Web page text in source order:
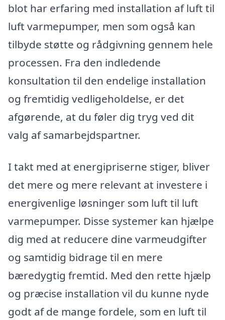
blot har erfaring med installation af luft til
luft varmepumper, men som også kan
tilbyde støtte og rådgivning gennem hele
processen. Fra den indledende
konsultation til den endelige installation
og fremtidig vedligeholdelse, er det
afgørende, at du føler dig tryg ved dit
valg af samarbejdspartner.
I takt med at energipriserne stiger, bliver
det mere og mere relevant at investere i
energivenlige løsninger som luft til luft
varmepumper. Disse systemer kan hjælpe
dig med at reducere dine varmeudgifter
og samtidig bidrage til en mere
bæredygtig fremtid. Med den rette hjælp
og præcise installation vil du kunne nyde
godt af de mange fordele, som en luft til